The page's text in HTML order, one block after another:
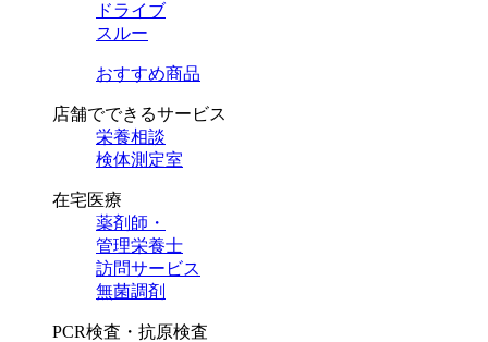
ドライブ
スルー
おすすめ商品
店舗でできるサービス
栄養相談
検体測定室
在宅医療
薬剤師・
管理栄養士
訪問サービス
無菌調剤
PCR検査・抗原検査